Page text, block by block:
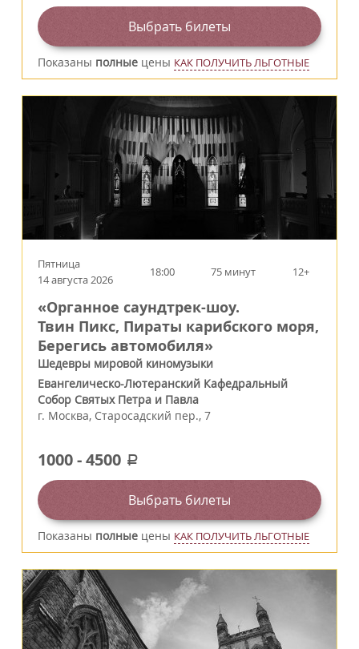
Выбрать билеты
Показаны полные цены КАК ПОЛУЧИТЬ ЛЬГОТНЫЕ
Пятница
14 августа 2026
18:00 75 минут 12+
«Органное саундтрек-шоу.
Твин Пикс, Пираты карибского моря,
Берегись автомобиля»
Шедевры мировой киномузыки
Евангелическо-Лютеранский Кафедральный
Собор Святых Петра и Павла
г. Москва, Старосадский пер., 7
1000-4500 a
Выбрать билеты
Показаны полные цены КАК ПОЛУЧИТЬ ЛЬГОТНЫЕ